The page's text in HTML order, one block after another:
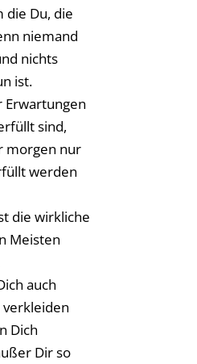
die Du, die
niemand
nichts
ist.
Erwartungen
sind,
morgen nur
werden
die wirkliche
Meisten
auch
verkleiden
Dich
Dir so